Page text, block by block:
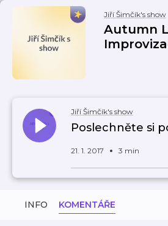
Jiří Šimčík's show
Autumn
Jiří Šimčík's show
Poslechněte si
21. 1. 2017 3 min
INFO KOMENTÁŘE